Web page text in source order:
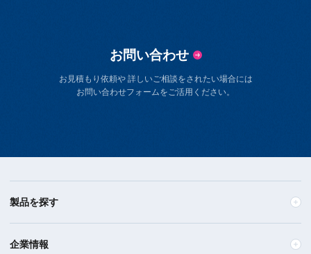
お問い合わせ
お見積もり依頼や 詳しいご相談をされたい場合には
お問い合わせフォームをご活用ください。
製品を探す
企業情報